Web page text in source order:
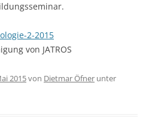
2-2015
von JATROS
2015von Dietmar Öfner unter